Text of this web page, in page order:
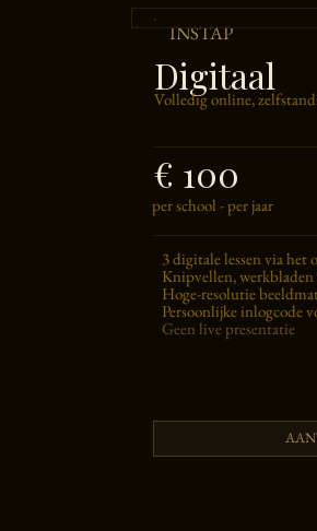
INSTAP
Digitaal
Volledig online,
€ 100
per school - per jaar
3 digitale lessen via
Knipvellen,
Hoge-resolutie
Persoonlijke inlogcode
Geen live presentatie